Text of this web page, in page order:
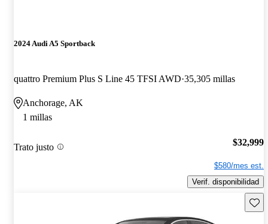
2024 Audi A5 Sportback
quattro Premium Plus S Line 45 TFSI AWD 35,305 millas
Anchorage, AK
1 millas
Trato justo $32,999
$580/mes est.
Verif. disponibilidad